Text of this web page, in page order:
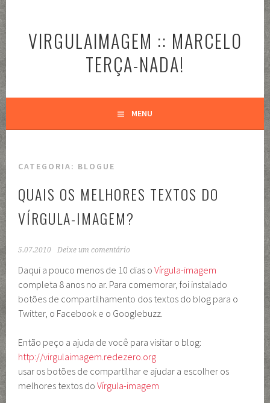
o
conteúdoVIRGULAIMAGEM :: MARCELO
TERÇA-NADA!
MENU
CATEGORIA: BLOGUE
QUAIS OS MELHORES TEXTOS DO
VÍRGULA-IMAGEM?
5.07.2010 Deixe um comentário
Daqui a pouco menos de 10 dias oVírgula-imagem
completa 8 anos no ar. Para comemorar, foi instalado
botões de compartilhamento dos textos do blog para o
Twitter, o Facebook e o Googlebuzz.
Então peço a ajuda de você para visitar o blog:
http://virgulaimagem.redezero.org
usar os botões de compartilhar e ajudar a escolher os
melhores textos doVírgula-imagem